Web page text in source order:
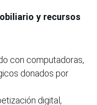
y recursos
con computadoras,
donados por
digital,